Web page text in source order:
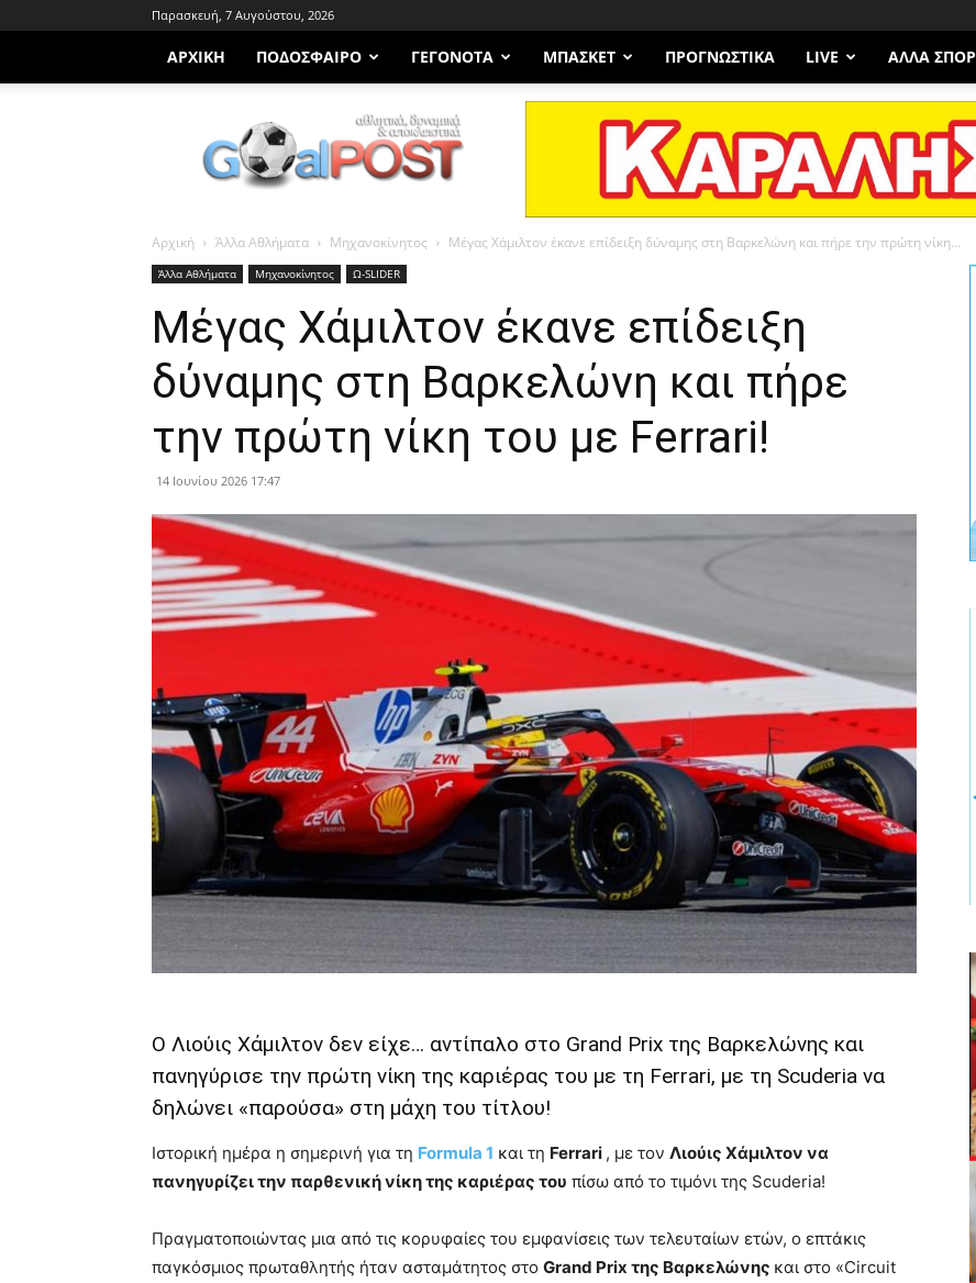
Παρασκευή, 7 Αυγούστου, 2026
ΑΡΧΙΚΗ ΠΟΔΌΣΦΑΙΡΟ ΓΕΓΟΝΌΤΑ ΜΠΆΣΚΕΤ ΠΡΟΓΝΩΣΤΙΚΑ LIVE ΆΛΛΑ ΣΠΟΡ
Goalpost.gr
Αρχική Άλλα Αθλήματα Μηχανοκίνητος Μέγας Χάμιλτον έκανε επίδειξη δύναμης στη Βαρκελώνη και πήρε την πρώτη νίκη...
Άλλα Αθλήματα Μηχανοκίνητος Ω-SLIDER
Μέγας Χάμιλτον έκανε επίδειξη
δύναμης στη Βαρκελώνη και πήρε
την πρώτη νίκη του με Ferrari!
14 Ιουνίου 2026 17:47
Ο Λιούις Χάμιλτον δεν είχε… αντίπαλο στο Grand Prix της Βαρκελώνης και
πανηγύρισε την πρώτη νίκη της καριέρας του με τη Ferrari, με τη Scuderia να
δηλώνει «παρούσα» στη μάχη του τίτλου!
Ιστορική ημέρα η σημερινή για τη Formula 1 και τη Ferrari , με τον Λιούις Χάμιλτον να
πανηγυρίζει την παρθενική νίκη της καριέρας του πίσω από το τιμόνι της Scuderia!
Πραγματοποιώντας μια από τις κορυφαίες του εμφανίσεις των τελευταίων ετών, ο επτάκις
παγκόσμιος πρωταθλητής ήταν ασταμάτητος στο Grand Prix της Βαρκελώνης και στο «Circuit